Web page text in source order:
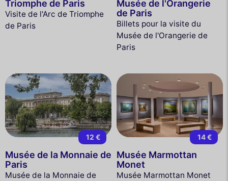
Triomphe de Paris
Visite de l'Arc de Triomphe
de Paris
Musée de l'Orangerie
de Paris
Billets pour la visite du
Musée de l'Orangerie de
Paris
12 €
Musée de la Monnaie de
Paris
Musée de la Monnaie de
14 €
Musée Marmottan
Monet
Musée Marmottan Monet